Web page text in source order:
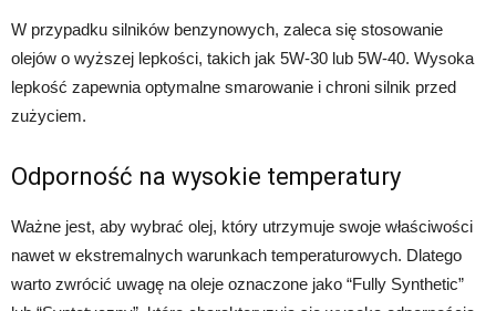
W przypadku silników benzynowych, zaleca się stosowanie
olejów o wyższej lepkości, takich jak 5W-30 lub 5W-40. Wysoka
lepkość zapewnia optymalne smarowanie i chroni silnik przed
zużyciem.
Odporność na wysokie temperatury
Ważne jest, aby wybrać olej, który utrzymuje swoje właściwości
nawet w ekstremalnych warunkach temperaturowych. Dlatego
warto zwrócić uwagę na oleje oznaczone jako “Fully Synthetic”